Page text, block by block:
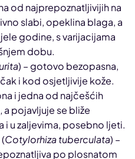
od najprepoznatljivijih na
slabi, opeklina blaga, a
godine, s varijacijama
dobu.
) – gotovo bezopasna,
i kod osjetljivije kože.
i jedna od najčešćih
a pojavljuje se bliže
i u zaljevima, posebno ljeti.
(Cotylorhiza tuberculata) –
po plosnatom